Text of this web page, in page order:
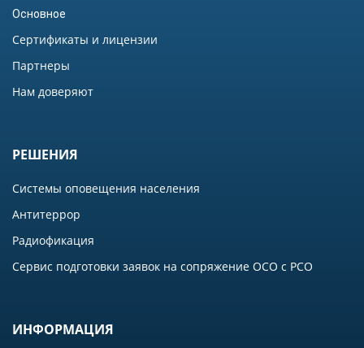
Основное
Сертификаты и лицензии
Партнеры
Нам доверяют
РЕШЕНИЯ
Системы оповещения населения
Антитеррор
Радиофикация
Сервис подготовки заявок на сопряжение ОСО с РСО
ИНФОРМАЦИЯ